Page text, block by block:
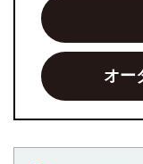
オー